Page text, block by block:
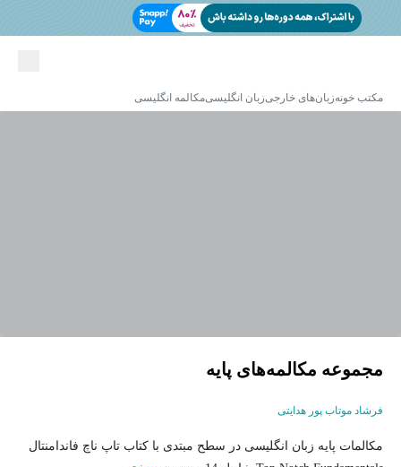
مکتب خونهزبان‌های خارجیزبان انگلیسیمکالمه انگلیسی
مجموعه مکالمه‌های پایه
فرشاد موتاب پور هدایتی
مکالمات پایه زبان انگلیسی در سطح مبتدی با کتاب تاپ ناچ فاندامنتال